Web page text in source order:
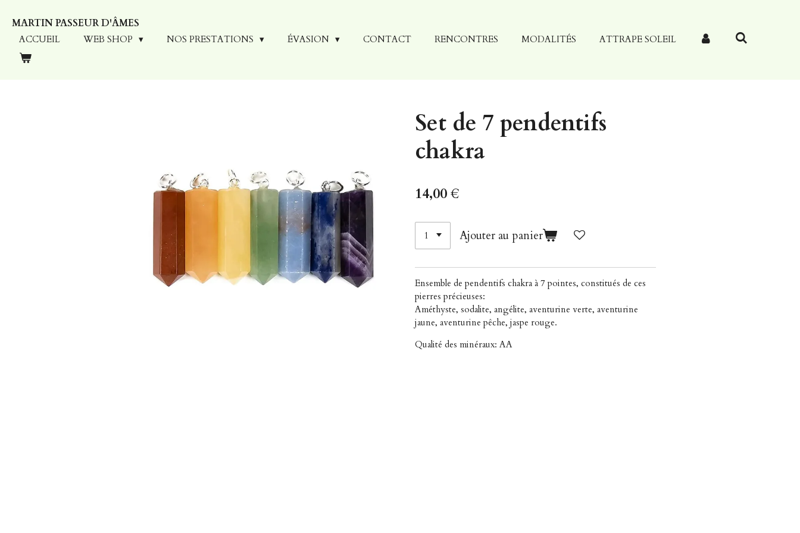
au
contenu
principal
MARTIN PASSEUR D'ÂMES
ACCUEIL WEB SHOP NOS PRESTATIONS ÉVASION CONTACT RENCONTRES MODALITÉS ATTRAPE SOLEIL
Set de 7 pendentifs
chakra
14,00 €
Ajouter au panier
Ensemble de pendentifs chakra à 7 pointes, constitués de ces
pierres précieuses:
Améthyste, sodalite, angélite, aventurine verte, aventurine
jaune, aventurine pêche, jaspe rouge.
Qualité des minéraux: AA